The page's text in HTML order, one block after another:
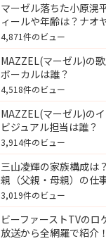
マーゼル落ちた小原滉
ィールや年齢は？ナオ
4,871件のビュー
MAZZEL(マーゼル)の
ボーカルは誰？
4,518件のビュー
MAZZEL(マーゼル)の
ビジュアル担当は誰？
3,914件のビュー
三山凌輝の家族構成は
親（父親・母親）の仕
3,019件のビュー
ビーファーストTVのロ
放送から全網羅で紹介！